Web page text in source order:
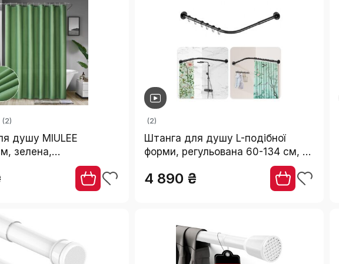
(2)
душу MIULEE
зелена,
текстильна, для
з 12 кільцями
(2)
Штанга для душу L-подібної
форми, регульована 60-134 см, з
кріпленням для штори та опорою
для стелі, чорна. Підходить для
ванни/ванної кімнати. Потрібно
4 890 ₴